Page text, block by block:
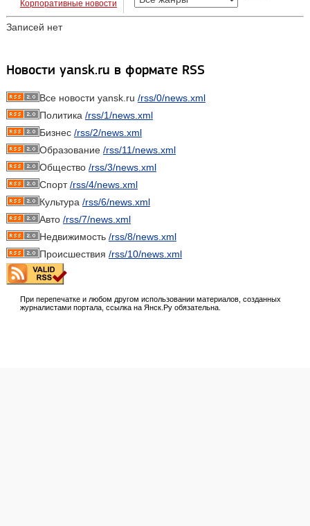
Корпоративные новости
Записей нет
Новости yansk.ru в формате RSS
Все новости yansk.ru /rss/0/news.xml
Политика /rss/1/news.xml
Бизнес /rss/2/news.xml
Образование /rss/11/news.xml
Общество /rss/3/news.xml
Спорт/rss/4/news.xml
Культура /rss/6/news.xml
Авто /rss/7/news.xml
Недвижимость /rss/8/news.xml
Происшествия /rss/10/news.xml
При перепечатке и любом другом использовании материалов, созданных
журналистами портала, ссылка на Янск.Ру обязательна.